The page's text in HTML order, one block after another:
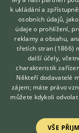
lutino a 2 perlové
dnes 06:29
Buchlovice,
12×
k ukládání a
osobních údajů,
údaje o prohlížení,
reklamy a obsahu,
třetích stran (1866)
další účely,
charakteristik
Někteří dodavatelé
zájem; máte právo
můžete kdykoli odvolat
VŠE